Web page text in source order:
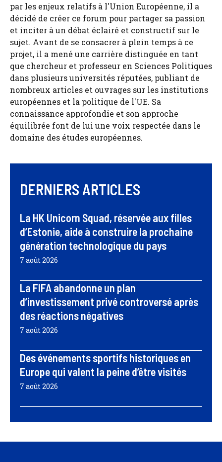
par les enjeux relatifs à l'Union Européenne, il a
décidé de créer ce forum pour partager sa passion
et inciter à un débat éclairé et constructif sur le
sujet. Avant de se consacrer à plein temps à ce
projet, il a mené une carrière distinguée en tant
que chercheur et professeur en Sciences Politiques
dans plusieurs universités réputées, publiant de
nombreux articles et ouvrages sur les institutions
européennes et la politique de l'UE. Sa
connaissance approfondie et son approche
équilibrée font de lui une voix respectée dans le
domaine des études européennes.
DERNIERS ARTICLES
La HK Unicorn Squad, réservée aux filles
d’Estonie, aide à construire la prochaine
génération technologique du pays
7 août 2026
La FIFA abandonne un plan
d’investissement privé controversé après
des réactions négatives
7 août 2026
Des événements sportifs historiques en
Europe qui valent la peine d’être visités
7 août 2026